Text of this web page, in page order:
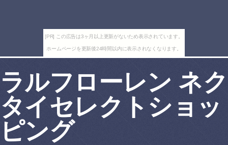
[PR] この広告は3ヶ月以上更新がないため表示されています。
ホームページを更新後24時間以内に表示されなくなります。
ラルフローレン ネク
タイセレクトショッ
ピング